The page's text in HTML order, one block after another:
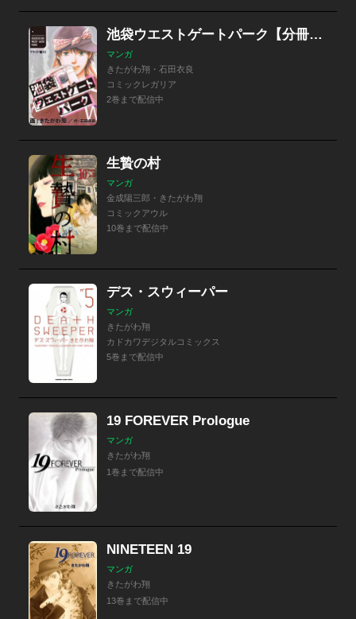
池袋ウエストゲートパーク【分冊版】 プライド編
マンガ
きたがわ翔・石田衣良
コミックレガリア
2巻まで配信中
生贄の村
マンガ
金成陽三郎・きたがわ翔
コミックアウル
10巻まで配信中
デス・スウィーパー
マンガ
きたがわ翔
カドカワデジタルコミックス
5巻まで配信中
19 FOREVER Prologue
マンガ
きたがわ翔
1巻まで配信中
NINETEEN 19
マンガ
きたがわ翔
13巻まで配信中